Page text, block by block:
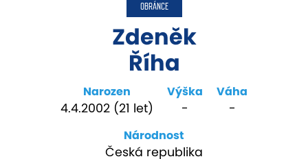
OBRÁNCE
Zdeněk
Říha
Narozen
4.4.2002 (21 let)
Výška
-
Váha
-
Národnost
Česká republika